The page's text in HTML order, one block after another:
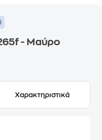
- Μαύρο
Χαρακτηριστικά